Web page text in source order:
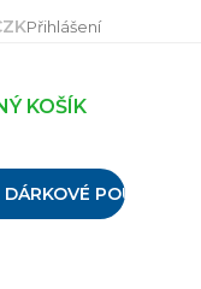
tabulky
Přihlášení
KOŠÍK
DÁRKOVÉ POUKAZY